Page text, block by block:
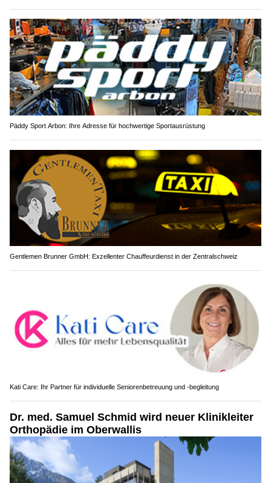
Päddy Sport Arbon: Ihre Adresse für hochwertige Sportausrüstung
Gentlemen Brunner GmbH: Exzellenter Chauffeurdienst in der Zentralschweiz
Kati Care: Ihr Partner für individuelle Seniorenbetreuung und -begleitung
Dr. med. Samuel Schmid wird neuer Klinikleiter
Orthopädie im Oberwallis